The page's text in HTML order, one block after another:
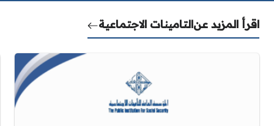
اقرأ المزيد عنالتامينات الاجتماعية